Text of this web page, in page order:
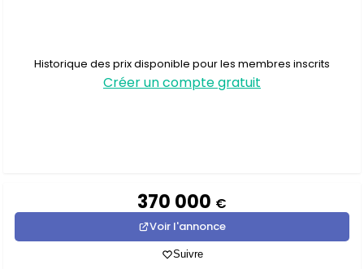
Historique des prix disponible pour les membres inscrits
Créer un compte gratuit
370 000 €
Voir l'annonce
Suivre